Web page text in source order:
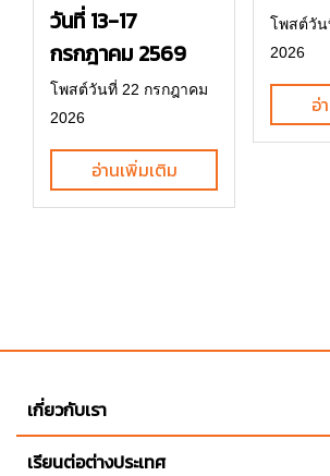
วันที่ 13-17
กรกฎาคม 2569
โพสต์วันที่ 22 กรกฎาคม
2026
อ่านเพิ่มเติม
โพสต์วัน
2026
อ่
เกี่ยวกับเรา
เรียนต่อต่างประเทศ